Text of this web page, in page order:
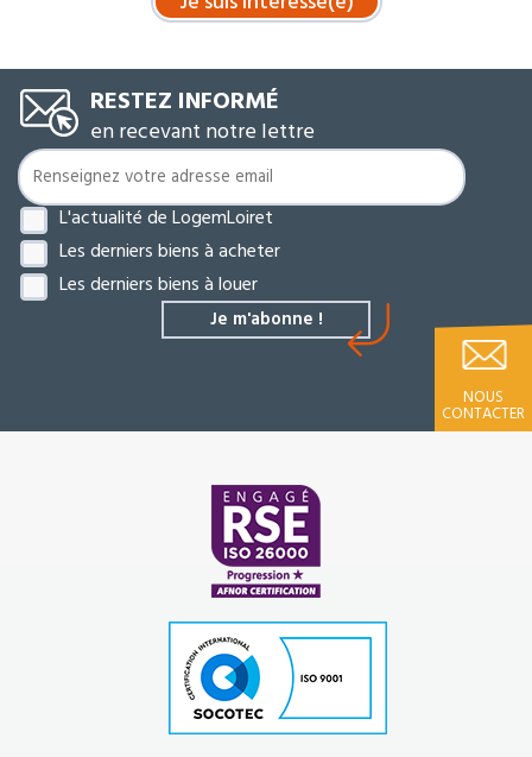
RESTEZ INFORMÉ
en recevant notre lettre
L'actualité de LogemLoiret
Les derniers biens à acheter
Les derniers biens à louer
NOUS
CONTACTER